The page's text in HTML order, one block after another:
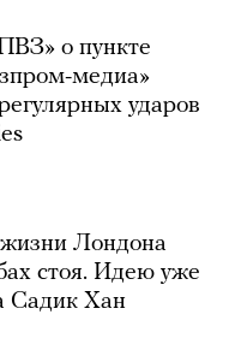
о пункте
медиа»
ударов
Лондона
стоя. Идею уже
Садик Хан